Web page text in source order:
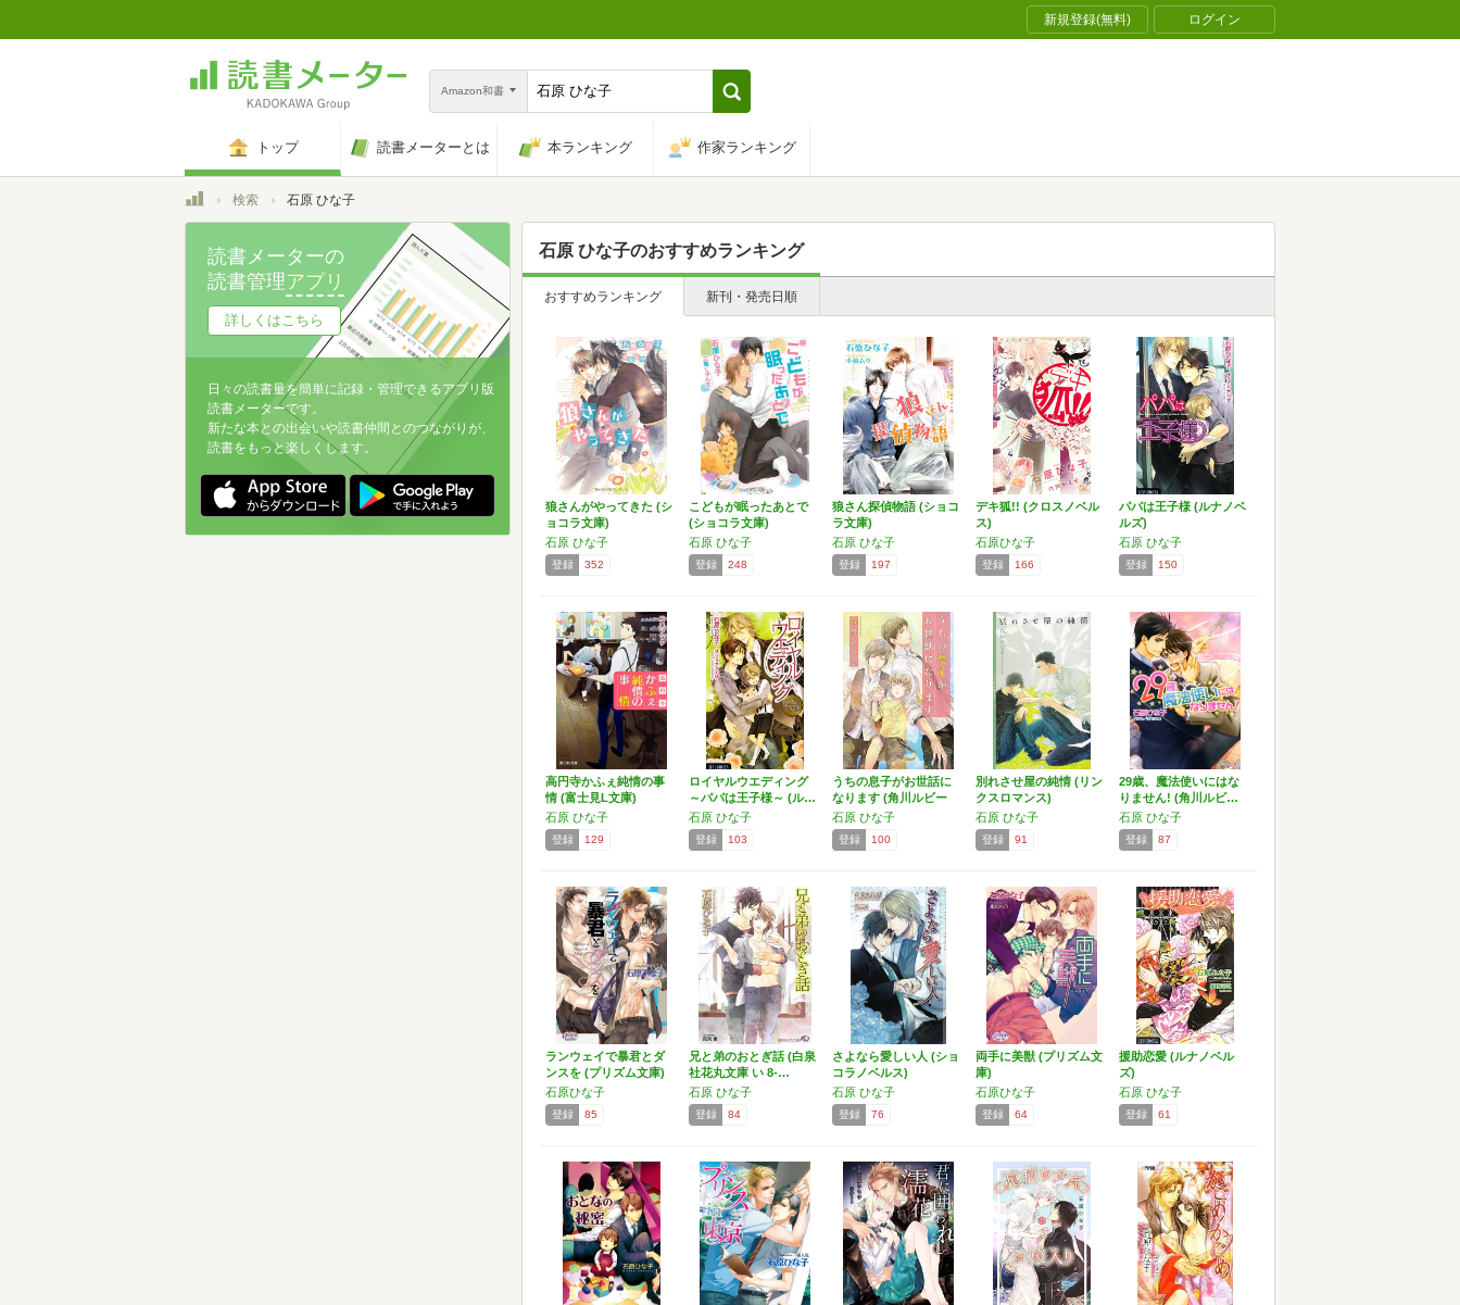
新規登録(無料) ログイン
Amazon和書
トップ 読書メーターとは 本ランキング 作家ランキング
トップ検索 石原 ひな子
石原 ひな子のおすすめランキング
おすすめランキング 新刊・発売日順
狼さんがやってきた (シ
ョコラ文庫)
石原 ひな子
登録 352
こどもが眠ったあとで
(ショコラ文庫)
石原 ひな子
登録 248
狼さん探偵物語 (ショコ
ラ文庫)
石原 ひな子
登録 197
デキ狐!! (クロスノベル
ス)
石原ひな子
登録 166
パパは王子様 (ルナノベ
ルズ)
石原 ひな子
登録 150
高円寺かふぇ純情の事
情 (富士見L文庫)
石原 ひな子
登録 129
ロイヤルウエディング
～パパは王子様～ (ル…
石原 ひな子
登録 103
うちの息子がお世話に
なります (角川ルビー
文…
石原 ひな子
登録 100
別れさせ屋の純情 (リン
クスロマンス)
石原 ひな子
登録 91
29歳、魔法使いにはな
りません! (角川ルビ…
石原 ひな子
登録 87
ランウェイで暴君とダ
ンスを (プリズム文庫)
石原ひな子
登録 85
兄と弟のおとぎ話 (白泉
社花丸文庫 い 8-…
石原 ひな子
登録 84
さよなら愛しい人 (ショ
コラノベルス)
石原 ひな子
登録 76
両手に美獣 (プリズム文
庫)
石原ひな子
登録 64
援助恋愛 (ルナノベル
ズ)
石原 ひな子
登録 61
読書メーターの
読書管理アプリ
詳しくはこちら
日々の読書量を簡単に記録・管理できるアプリ版
読書メーターです。
新たな本との出会いや読書仲間とのつながりが、
読書をもっと楽しくします。